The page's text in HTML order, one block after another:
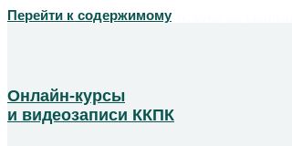
Позвоните чтобы получить курс со скидкой
Перейти к содержимому
Онлайн-курсы
и видеозаписи ККПК